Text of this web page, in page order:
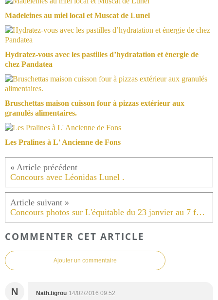
Madeleines au miel local et Muscat de Lunel
Hydratez-vous avec les pastilles d’hydratation et énergie de
chez Pandatea
Bruschettas maison cuisson four à pizzas extérieur aux
granulés alimentaires.
Les Pralines à L' Ancienne de Fons
Concours avec Léonidas Lunel .
Concours photos sur L'équitable du 23 janvier au 7 février 2016 .
COMMENTER CET ARTICLE
Ajouter un commentaire
N Nath.tigrou 14/02/2016 09:52